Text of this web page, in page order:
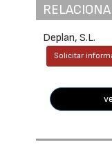
Deplan, S.L.
Solicitar